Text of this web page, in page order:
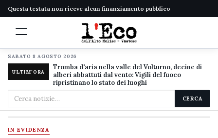
Questa testata non riceve alcun finanziamento pubblico
SABATO 8 AGOSTO 2026
ULTIM'ORA
Tromba d'aria nella valle del Volturno, decine di
alberi abbattuti dal vento: Vigili del fuoco
ripristinano lo stato dei luoghi
Cerca
nel
sito
CERCA
IN EVIDENZA